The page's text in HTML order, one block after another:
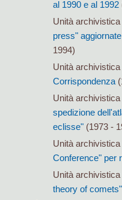
al 1990 e al 1992
Unità archivistica
press"
1994)
Unità archivistica
Corrispondenza
Unità archivistica
spedizione
eclisse"(1973 -
Unità archivistica
Conference" per
Unità archivistica
theory of